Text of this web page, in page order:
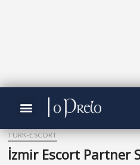
TURK-ESCORT
İzmir Escort Partner